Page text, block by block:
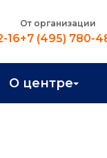
16
От организации
+7 (495) 780-
О центре